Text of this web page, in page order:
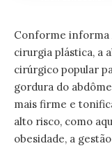
Conforme informa
cirurgia plástica, a
cirúrgico popular
gordura do
mais firme e
alto risco, como
obesidade, a